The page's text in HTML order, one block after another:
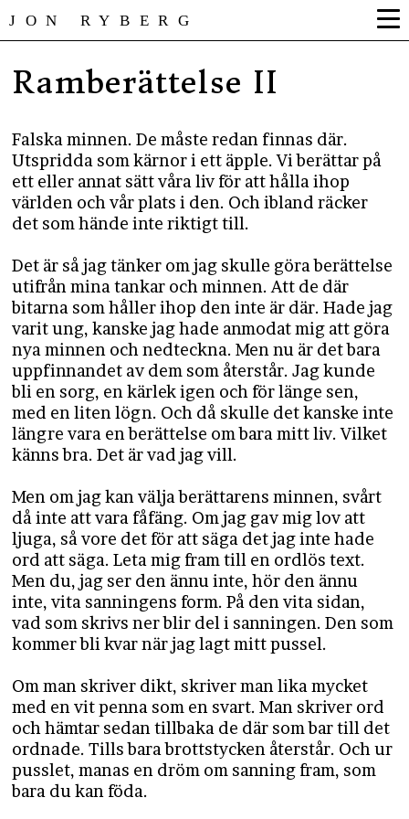
JON RYBERG
Ramberättelse II
Falska minnen. De måste redan finnas där.
Utspridda som kärnor i ett äpple. Vi berättar på
ett eller annat sätt våra liv för att hålla ihop
världen och vår plats i den. Och ibland räcker
det som hände inte riktigt till.
Det är så jag tänker om jag skulle göra berättelse
utifrån mina tankar och minnen. Att de där
bitarna som håller ihop den inte är där. Hade jag
varit ung, kanske jag hade anmodat mig att göra
nya minnen och nedteckna. Men nu är det bara
uppfinnandet av dem som återstår. Jag kunde
bli en sorg, en kärlek igen och för länge sen,
med en liten lögn. Och då skulle det kanske inte
längre vara en berättelse om bara mitt liv. Vilket
känns bra. Det är vad jag vill.
Men om jag kan välja berättarens minnen, svårt
då inte att vara fåfäng. Om jag gav mig lov att
ljuga, så vore det för att säga det jag inte hade
ord att säga. Leta mig fram till en ordlös text.
Men du, jag ser den ännu inte, hör den ännu
inte, vita sanningens form. På den vita sidan,
vad som skrivs ner blir del i sanningen. Den som
kommer bli kvar när jag lagt mitt pussel.
Om man skriver dikt, skriver man lika mycket
med en vit penna som en svart. Man skriver ord
och hämtar sedan tillbaka de där som bar till det
ordnade. Tills bara brottstycken återstår. Och ur
pusslet, manas en dröm om sanning fram, som
bara du kan föda.